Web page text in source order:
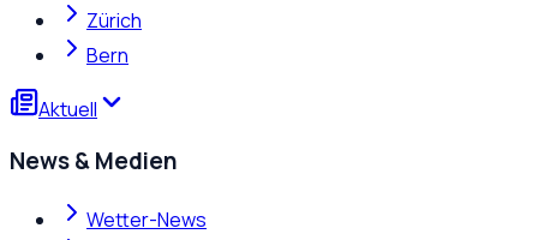
Zürich
Bern
Aktuell
News & Medien
Wetter-News